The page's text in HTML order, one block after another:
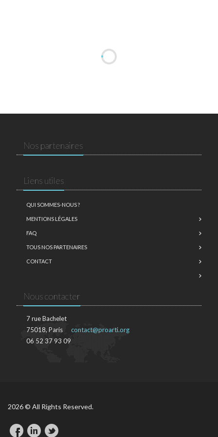
Nos partenaires
Liens utiles
QUI SOMMES-NOUS ?
MENTIONS LÉGALES
FAQ
TOUS NOS PARTENAIRES
CONTACT
Nous contacter
7 rue Bachelet
75018, Paris
06 52 37 93 09
contact@proarti.org
2026 © All Rights Reserved.